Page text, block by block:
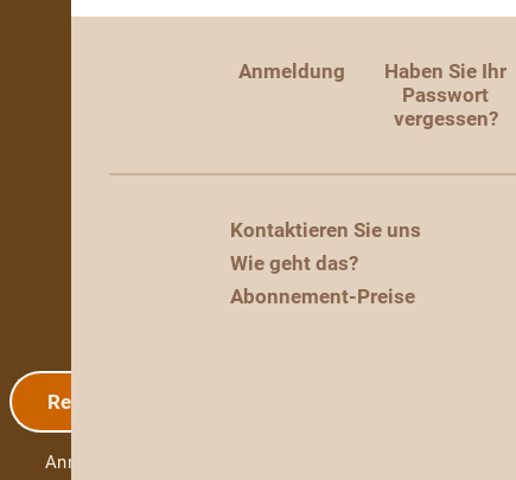
Registrierung
Anmeldung
Anmeldung
Haben Sie Ihr
Passwort
vergessen?
Kontaktieren Sie uns
Wie geht das?
Abonnement-Preise